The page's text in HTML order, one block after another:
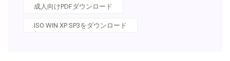
成人向けPDFダウンロード
ISO WIN XP SP3をダウンロード